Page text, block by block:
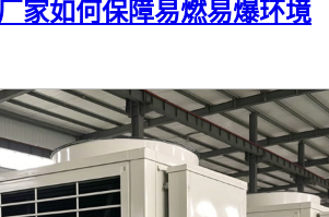
家如何保障易燃易爆环境